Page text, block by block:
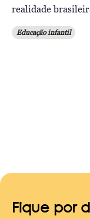
realidade
Educação infantil
Fique por